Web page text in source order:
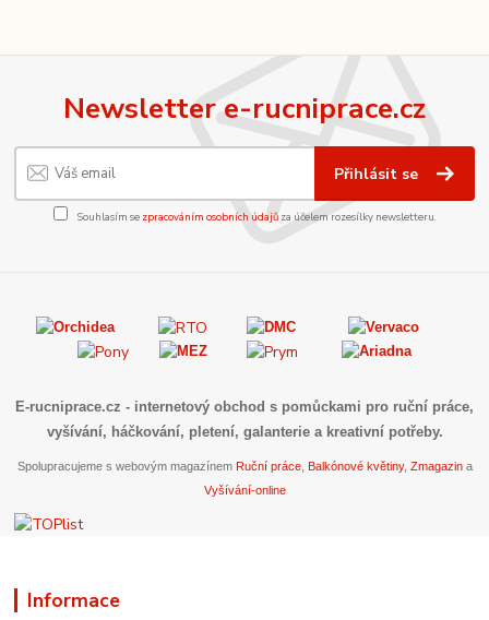
Newsletter e-rucniprace.cz
Přihlásit se
Souhlasím se zpracováním osobních údajůza účelem rozesílky newsletteru.
E-rucniprace.cz - internetový obchod s pomůckami pro ruční práce,
vyšívání, háčkování, pletení, galanterie a kreativní potřeby.
Spolupracujeme s webovým magazínem Ruční práce, Balkónové květiny, Zmagazina
Vyšívání-online
Informace